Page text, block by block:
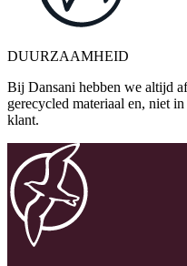
DUURZAAMHEID
Bij Dansani hebben we altijd
gerecycled materiaal en, niet
klant.